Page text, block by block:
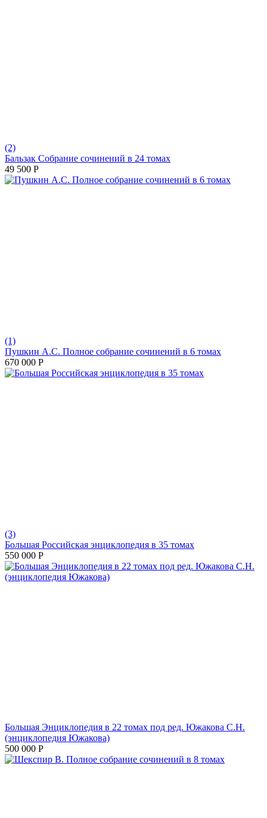
(2)
Бальзак Собрание сочинений в 24 томах
49 500 Р
(1)
Пушкин А.С. Полное собрание сочинений в 6 томах
670 000 Р
(3)
Большая Российская энциклопедия в 35 томах
550 000 Р
Большая Энциклопедия в 22 томах под ред. Южакова С.Н.
(энциклопедия Южакова)
500 000 Р